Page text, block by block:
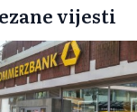
vijesti